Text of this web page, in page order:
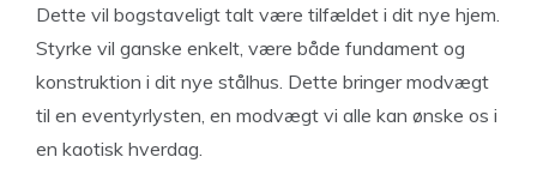
Dette vil bogstaveligt talt være tilfældet i dit nye hjem.
Styrke vil ganske enkelt, være både fundament og
konstruktion i dit nye stålhus. Dette bringer modvægt
til en eventyrlysten, en modvægt vi alle kan ønske os i
en kaotisk hverdag.